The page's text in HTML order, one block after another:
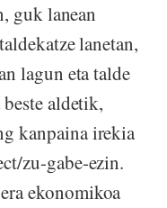
guk lanean
lanetan,
lagun eta talde
aldetik,
kanpaina irekia
zu-gabe-ezin.
ekonomikoa